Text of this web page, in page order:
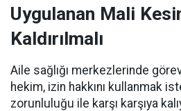
Uygulanan Mali
Kaldırılmalı
Aile sağlığı merkezlerinde
hekim, izin hakkını kullanmak
zorunluluğu ile karşı karşıya